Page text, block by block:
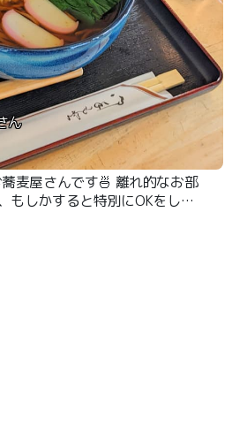
ん
麦屋さんです🍜 離れ的なお部
もしかすると特別にOKをして